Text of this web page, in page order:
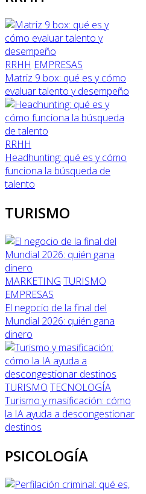
RRHH EMPRESAS
Matriz 9 box: qué es y cómo
evaluar talento y desempeño
RRHH
Headhunting: qué es y cómo
funciona la búsqueda de
talento
TURISMO
MARKETING TURISMO
EMPRESAS
El negocio de la final del
Mundial 2026: quién gana
dinero
TURISMO TECNOLOGÍA
Turismo y masificación: cómo
la IA ayuda a descongestionar
destinos
PSICOLOGÍA